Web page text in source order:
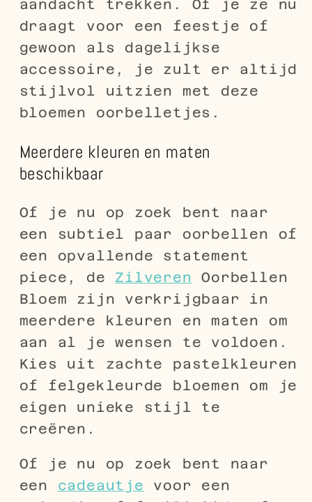
aandacht trekken. Of je ze nu
draagt voor een feestje of
gewoon als dagelijkse
accessoire, je zult er altijd
stijlvol uitzien met deze
bloemen oorbelletjes.
Meerdere kleuren en maten
beschikbaar
Of je nu op zoek bent naar
een subtiel paar oorbellen of
een opvallende statement
piece, de Zilveren Oorbellen
Bloem zijn verkrijgbaar in
meerdere kleuren en maten om
aan al je wensen te voldoen.
Kies uit zachte pastelkleuren
of felgekleurde bloemen om je
eigen unieke stijl te
creëren.
Of je nu op zoek bent naar
een cadeautje voor een